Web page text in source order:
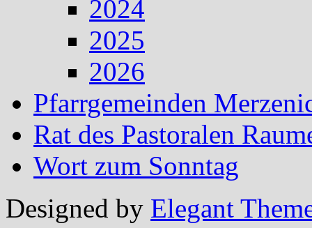
2024
2025
2026
Pfarrgemeinden
Rat des Pastoralen
Wort zum Sonntag
Designed by Elegant